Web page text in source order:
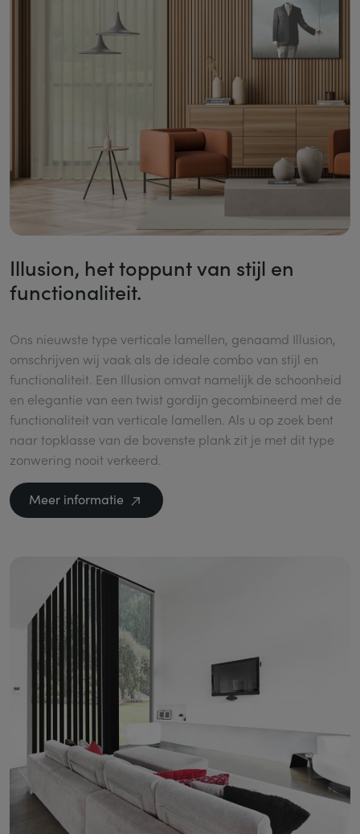
Illusion, het toppunt van stijl en
functionaliteit.
Ons nieuwste type verticale lamellen, genaamd Illusion,
omschrijven wij vaak als de ideale combo van stijl en
functionaliteit. Een Illusion omvat namelijk de schoonheid
en elegantie van een twist gordijn gecombineerd met de
functionaliteit van verticale lamellen. Als u op zoek bent
naar topklasse van de bovenste plank zit je met dit type
zonwering nooit verkeerd.
Meer informatie